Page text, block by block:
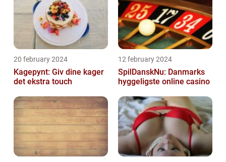
20 february 2024
Kagepynt: Giv dine kager
det ekstra touch
12 february 2024
SpilDanskNu: Danmarks
hyggeligste online casino